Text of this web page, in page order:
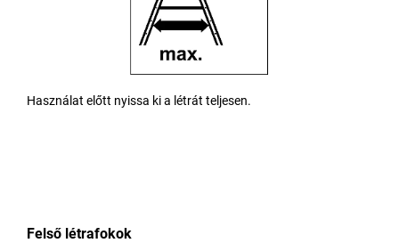
Használat előtt nyissa ki a létrát teljesen.
Felső létrafokok